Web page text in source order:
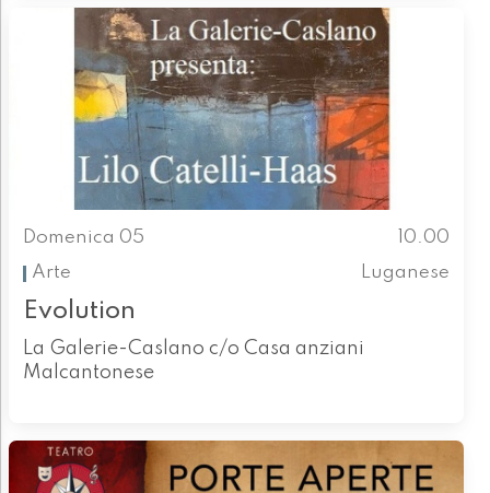
Domenica 05
10.00
Arte
Luganese
Evolution
La Galerie-Caslano c/o Casa anziani
Malcantonese